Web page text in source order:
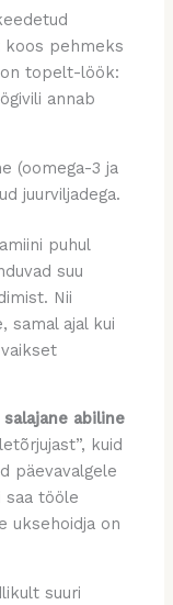
koos pehmeks
on topelt-löök:
annab
(oomega-3 ja
juurviljadega.
puhul
suu
Nii
samal ajal kui
abiline
kuid
päevavalgele
saa tööle
uksehoidja on
suuri